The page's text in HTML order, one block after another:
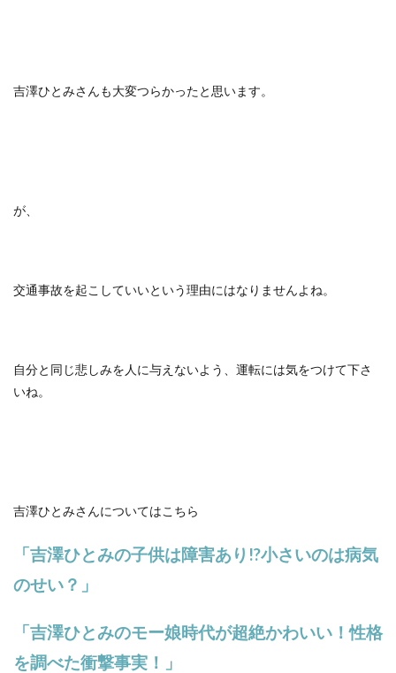
吉澤ひとみさんも大変つらかったと思います。
が、
交通事故を起こしていいという理由にはなりませんよね。
自分と同じ悲しみを人に与えないよう、運転には気をつけて下さ
いね。
吉澤ひとみさんについてはこちら
「吉澤ひとみの子供は障害あり!?小さいのは病気
のせい？」
「吉澤ひとみのモー娘時代が超絶かわいい！性格
を調べた衝撃事実！」